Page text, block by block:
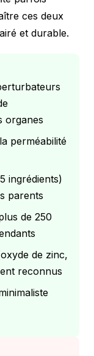
ces deux
et durable.
organes
perméabilité
ingrédients)
parents
de 250
de zinc,
reconnus